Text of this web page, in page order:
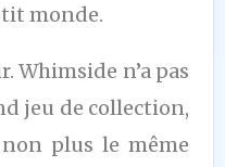
monde.
Whimside n’a pas
jeu de collection,
plus le même